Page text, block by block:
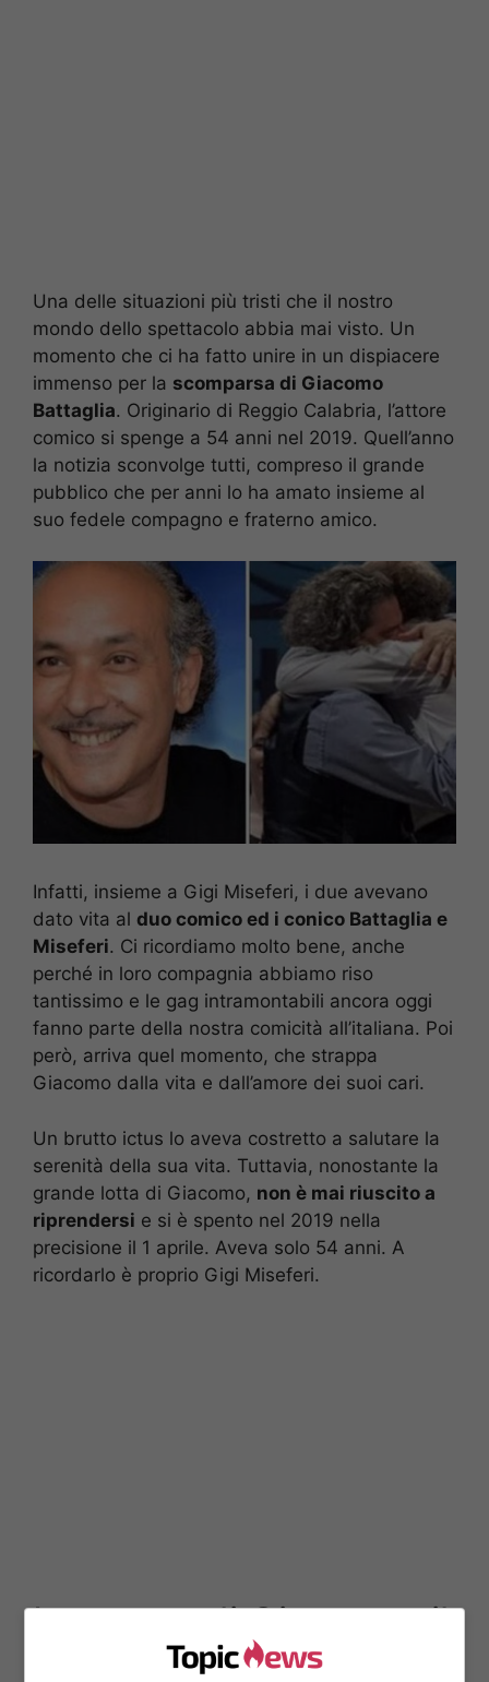
Una delle situazioni più tristi che il nostro
mondo dello spettacolo abbia mai visto. Un
momento che ci ha fatto unire in un dispiacere
immenso per la scomparsa di Giacomo
Battaglia. Originario di Reggio Calabria, l’attore
comico si spenge a 54 anni nel 2019. Quell’anno
la notizia sconvolge tutti, compreso il grande
pubblico che per anni lo ha amato insieme al
suo fedele compagno e fraterno amico.
Infatti, insieme a Gigi Miseferi, i due avevano
dato vita al duo comico ed i conico Battaglia e
Miseferi. Ci ricordiamo molto bene, anche
perché in loro compagnia abbiamo riso
tantissimo e le gag intramontabili ancora oggi
fanno parte della nostra comicità all’italiana. Poi
però, arriva quel momento, che strappa
Giacomo dalla vita e dall’amore dei suoi cari.
Un brutto ictus lo aveva costretto a salutare la
serenità della sua vita. Tuttavia, nonostante la
grande lotta di Giacomo, non è mai riuscito a
riprendersi e si è spento nel 2019 nella
precisione il 1 aprile. Aveva solo 54 anni. A
ricordarlo è proprio Gigi Miseferi.
La morte di Giacomo, il
ricordo dell’amico